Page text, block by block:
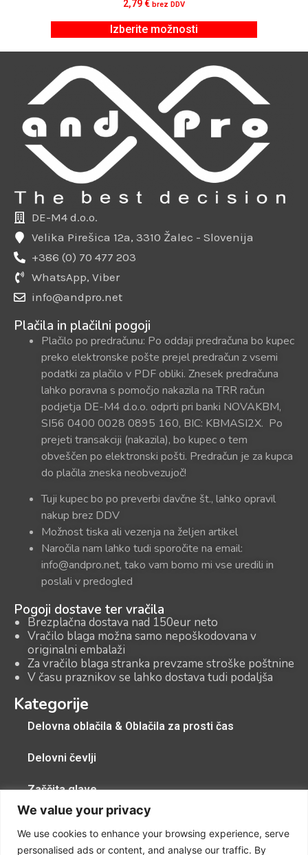
We value your privacy
We use cookies to enhance your browsing experience, serve
personalised ads or content, and analyse our traffic. By
2,79€ brez DDV
Izberite možnosti
DE-M4 d.o.o.
Velika Pirešica 12a, 3310 Žalec - Slovenija
+386 (0) 70 477 203
WhatsApp, Viber
info@andpro.net
Plačila in plačilni pogoji
Plačilo po predračunu: Po oddaji predračuna bo kupec
preko elektronske pošte prejel predračun z vsemi
podatki za plačilo v PDF obliki. Znesek predračuna
lahko poravna s pomočjo nakazila na TRR račun
podjetja DE-M4 d.o.o. odprti pri banki NOVAKBM,
SI56 0400 0028 0895 160, BIC: KBMASI2X. Po
prejeti transakciji (nakazila), bo kupec o tem
obveščen po elektronski pošti. Predračun je za kupca
do plačila zneska neobvezujoč!
Tuji kupec bo po preverbi davčne št., lahko opravil
nakup brez DDV
Možnost tiska ali vezenja na željen artikel
Naročila nam lahko tudi sporočite na email:
info@andpro.net, tako vam bomo mi vse uredili in
poslali v predogled
Pogoji dostave ter vračila
Brezplačna dostava nad 150eur neto
Vračilo blaga možna samo nepoškodovana v
originalni embalaži
Za vračilo blaga stranka prevzame stroške poštnine
V času praznikov se lahko dostava tudi podaljša
Kategorije
Delovna oblačila & Oblačila za prosti čas
Delovni čevlji
Zaščita glave
Zaščitna pregrinjala, zaščitne kape, zaščita dihal